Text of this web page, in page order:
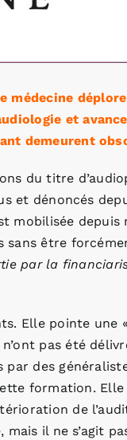
médecine
et
demeurent
du titre
et dénoncés
mobilisée
sans être
par la
Elle pointe une
pas été
des
formation.
de
il ne s’agit